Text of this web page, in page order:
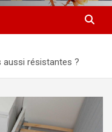
aussi résistantes ?